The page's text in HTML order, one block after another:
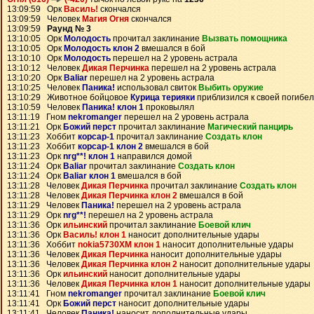
13:09:59 Орк Василь! скончался
13:09:59 Человек Магия Огня скончался
13:09:59
Раунд № 3
13:10:05 Орк Молодость прочитал заклинание Вызвать помощника
13:10:05 Орк Молодость клон 2 вмешался в бой
13:10:10 Орк Молодость перешел на 2 уровень астрала
13:10:12 ЧеловекДикая Перчинка перешел на 2 уровень астрала
13:10:20 Орк Baliar перешел на 2 уровень астрала
13:10:25 Человек Паника! использовал свиток Выбить оружие
13:10:29 Животное бойцовое Курица терияки приблизился к своей
13:10:59 Человек Паника! клон 1 проковылял
13:11:19 Гном nekromanger перешел на 2 уровень астрала
13:11:21 Орк Божий перст прочитал заклинание Магический панцирь
13:11:23 Хоббит корсар-1 прочитал заклинание Создать клон
13:11:23 Хоббит корсар-1 клон 2 вмешался в бой
13:11:23 Орк nrg**! клон 1 направился домой
13:11:24 Орк Baliar прочитал заклинание Создать клон
13:11:24 Орк Baliar клон 1 вмешался в бой
13:11:28 ЧеловекДикая Перчинка прочитал заклинание Создать клон
13:11:28 ЧеловекДикая Перчинка клон 2 вмешался в бой
13:11:29 Человек Паника! перешел на 2 уровень астрала
13:11:29 Оркnrg**! перешел на 2 уровень астрала
13:11:36 Оркильинский прочитал заклинание Боевой клич
13:11:36 Орк Василь! клон 1 наносит дополнительные удары
13:11:36 Хоббит nokia5730XM клон 1 наносит дополнительные удары
13:11:36 Человек Дикая Перчинка наносит дополнительные удары
13:11:36 ЧеловекДикая Перчинка клон 2 наносит дополнительные удары
13:11:36 Орк ильинский наносит дополнительные удары
13:11:36 Человек Дикая Перчинка клон 1 наносит дополнительные удары
13:11:41 Гном nekromanger прочитал заклинание Боевой клич
13:11:41 Орк Божий перст наносит дополнительные удары